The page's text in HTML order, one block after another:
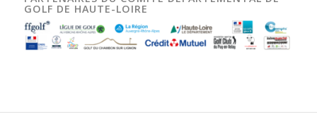
GOLF DE HAUTE-LOIRE